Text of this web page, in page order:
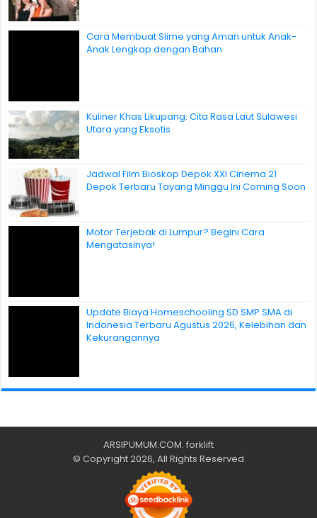
Cara Membuat Slime yang Aman untuk Anak-
Anak Lengkap dengan Bahan
Kuliner Khas Likupang: Cita Rasa Laut Sulawesi
Utara yang Eksotis
Jadwal Film Bioskop Depok XXI Cinema 21
Depok Terbaru Tayang Minggu Ini Coming Soon
Motor Terjebak di Lumpur? Begini Cara
Mengatasinya!
Update Biaya Homeschooling SD SMP SMA di
Indonesia Terbaru Agustus 2026, Kelebihan dan
Kekurangannya
ARSIPUMUM.COM. forklift
© Copyright 2026, All Rights Reserved